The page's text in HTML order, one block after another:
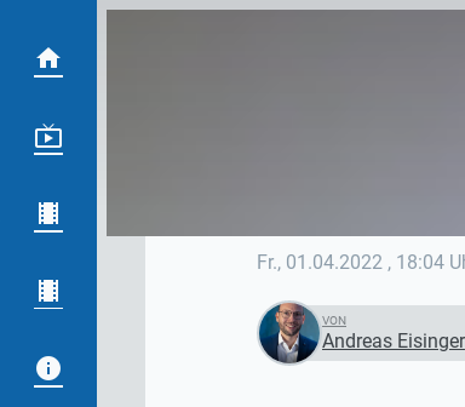
Fr., 01.04.2022 , 18:04
VON
Andreas Eisinger